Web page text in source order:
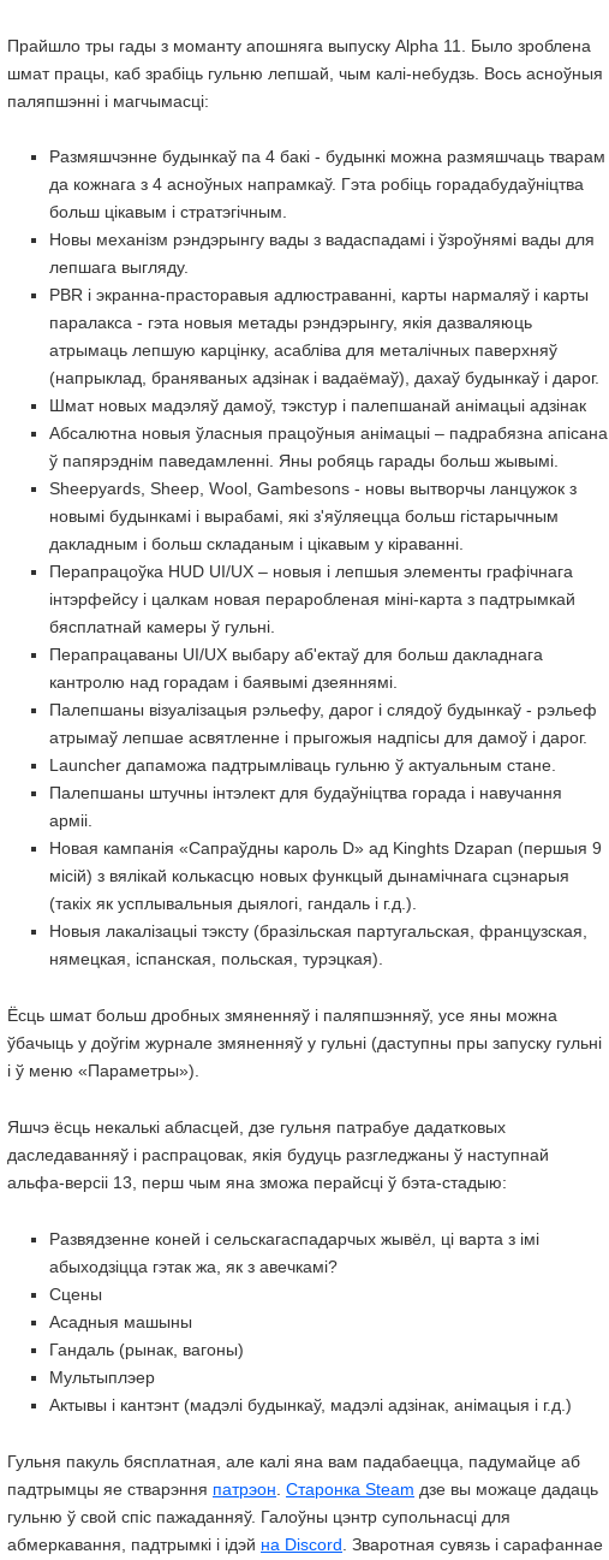
Прайшло тры гады з моманту апошняга выпуску Alpha 11. Было зроблена
шмат працы, каб зрабіць гульню лепшай, чым калі-небудзь. Вось асноўныя
паляпшэнні і магчымасці:
Размяшчэнне будынкаў па 4 бакі - будынкі можна размяшчаць тварам
да кожнага з 4 асноўных напрамкаў. Гэта робіць горадабудаўніцтва
больш цікавым і стратэгічным.
Новы механізм рэндэрынгу вады з вадаспадамі і ўзроўнямі вады для
лепшага выгляду.
PBR і экранна-прасторавыя адлюстраванні, карты нармаляў і карты
паралакса - гэта новыя метады рэндэрынгу, якія дазваляюць
атрымаць лепшую карцінку, асабліва для металічных паверхняў
(напрыклад, браняваных адзінак і вадаёмаў), дахаў будынкаў і дарог.
Шмат новых мадэляў дамоў, тэкстур і палепшанай анімацыі адзінак
Абсалютна новыя ўласныя працоўныя анімацыі – падрабязна апісана
ў папярэднім паведамленні. Яны робяць гарады больш жывымі.
Sheepyards, Sheep, Wool, Gambesons - новы вытворчы ланцужок з
новымі будынкамі і вырабамі, які з'яўляецца больш гістарычным
дакладным і больш складаным і цікавым у кіраванні.
Перапрацоўка HUD UI/UX – новыя і лепшыя элементы графічнага
інтэрфейсу і цалкам новая пераробленая міні-карта з падтрымкай
бясплатнай камеры ў гульні.
Перапрацаваны UI/UX выбару аб'ектаў для больш дакладнага
кантролю над горадам і баявымі дзеяннямі.
Палепшаны візуалізацыя рэльефу, дарог і слядоў будынкаў - рэльеф
атрымаў лепшае асвятленне і прыгожыя надпісы для дамоў і дарог.
Launcher дапаможа падтрымліваць гульню ў актуальным стане.
Палепшаны штучны інтэлект для будаўніцтва горада і навучання
арміі.
Новая кампанія «Сапраўдны кароль D» ад Kinghts Dzapan (першыя 9
місій) з вялікай колькасцю новых функцый дынамічнага сцэнарыя
(такіх як усплывальныя дыялогі, гандаль і г.д.).
Новыя лакалізацыі тэксту (бразільская партугальская, французская,
нямецкая, іспанская, польская, турэцкая).
Ёсць шмат больш дробных змяненняў і паляпшэнняў, усе яны можна
ўбачыць у доўгім журнале змяненняў у гульні (даступны пры запуску гульні
і ў меню «Параметры»).
Яшчэ ёсць некалькі абласцей, дзе гульня патрабуе дадатковых
даследаванняў і распрацовак, якія будуць разгледжаны ў наступнай
альфа-версіі 13, перш чым яна зможа перайсці ў бэта-стадыю:
Развядзенне коней і сельскагаспадарчых жывёл, ці варта з імі
абыходзіцца гэтак жа, як з авечкамі?
Сцены
Асадныя машыны
Гандаль (рынак, вагоны)
Мультыплэер
Актывы і кантэнт (мадэлі будынкаў, мадэлі адзінак, анімацыя і г.д.)
Гульня пакуль бясплатная, але калі яна вам падабаецца, падумайце аб
падтрымцы яе стварэння патрэон Старонка Steam дзе вы можаце дадаць
гульню ў свой спіс пажаданняў. Галоўны цэнтр супольнасці для
абмеркавання, падтрымкі і ідэй на Discord Зваротная сувязь і сарафаннае